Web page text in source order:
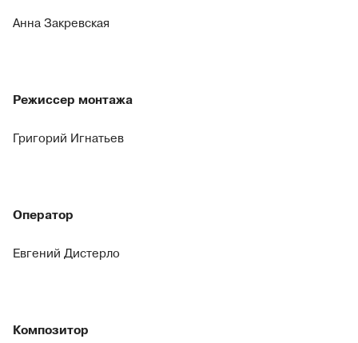
Анна Закревская
Режиссер монтажа
Григорий Игнатьев
Оператор
Евгений Дистерло
Композитор